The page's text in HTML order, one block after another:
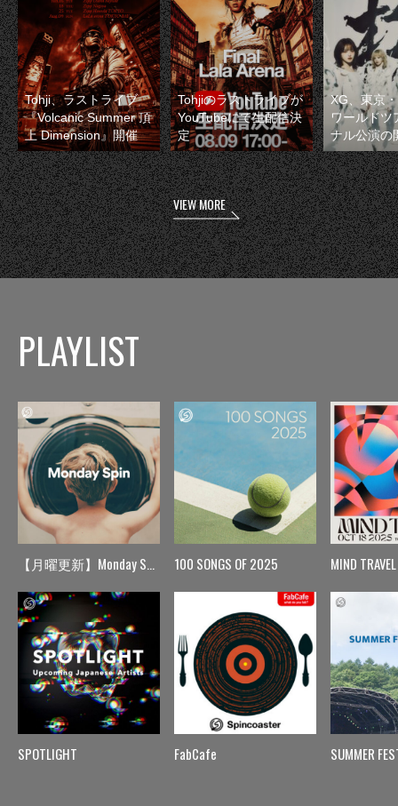
Tohji、ラストライブ
『Volcanic Summer 頂
上 Dimension』開催
Tohjiのラストライブが
YouTubeにて生配信決
定
XG、東京
ワールドツ
ナル公演の
VIEW MORE
PLAYLIST
【月曜更新】Monday Spin
SPOTLIGHT
100 SONGS OF 2025
FabCafe
MIND TRAVEL
SUMMER